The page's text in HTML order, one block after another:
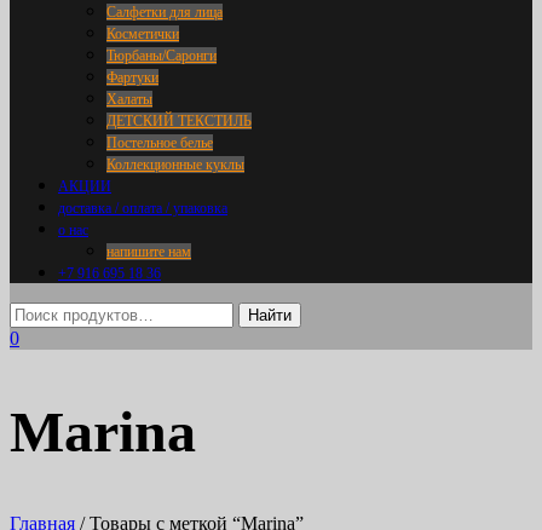
Салфетки для лица
Косметички
Тюрбаны/Саронги
Фартуки
Халаты
ДЕТСКИЙ ТЕКСТИЛЬ
Постельное белье
Коллекционные куклы
АКЦИИ
доставка / оплата / упаковка
о нас
напишите нам
+7 916 695 18 36
0
Marina
Главная / Товары с меткой “Marina”